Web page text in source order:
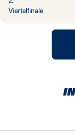
Viertelfinale